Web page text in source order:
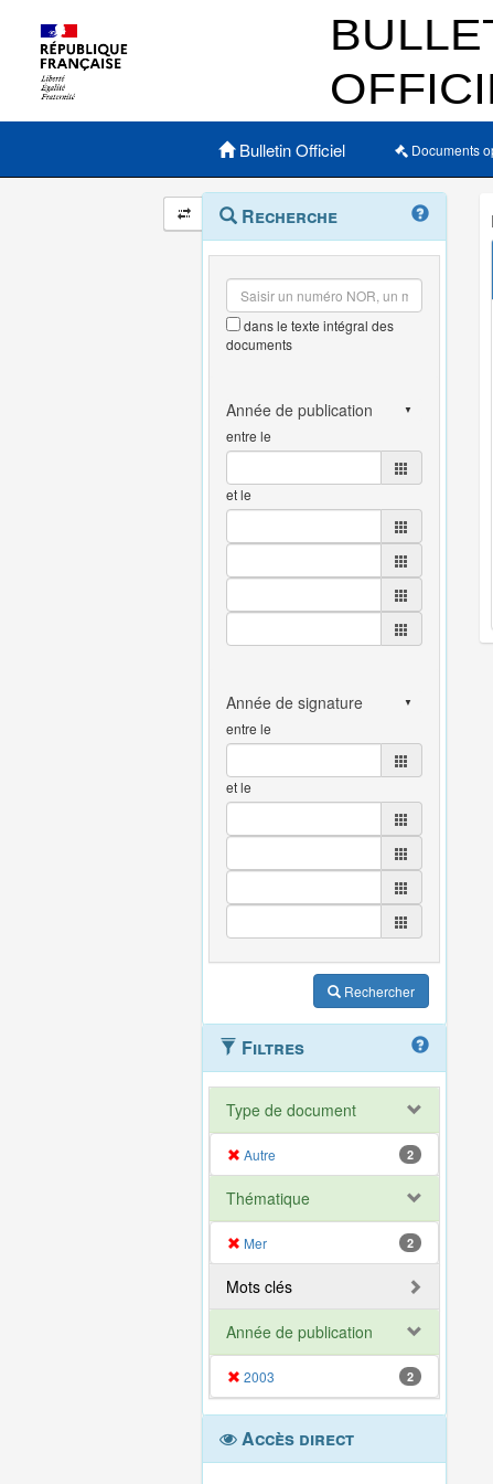
Menu principal
Bulletin Officiel Documents
Navigation
et
outils
annexes
Menu
contextuel
Recherche
dans le texte intégral des
documents
entre le
et le
entre le
et le
Rechercher
Filtres
Type de document
Autre 2
Thématique
Mer 2
Mots clés
Année de publication
2003 2
Accès direct